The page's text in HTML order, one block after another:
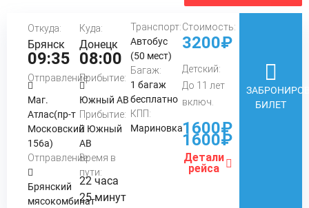
Откуда:
Брянск
09:35
Отправление:
Маг.
Атлас(пр-т
Московский
156а)
Отправление:
Брянский
мясокомбинат
Куда:
Донецк
08:00
Прибытие:
Южный АВ
Прибытие:
Южный
АВ
Время в
пути:
22 часа
25 минут
Транспорт:
Автобус
(50 мест)
Багаж:
1 багаж
бесплатно
КПП:
Мариновка
Стоимость:
3200₽
Детский:
До 11 лет
включ.
1600₽
1600₽
Детали
рейса
БИЛЕТ